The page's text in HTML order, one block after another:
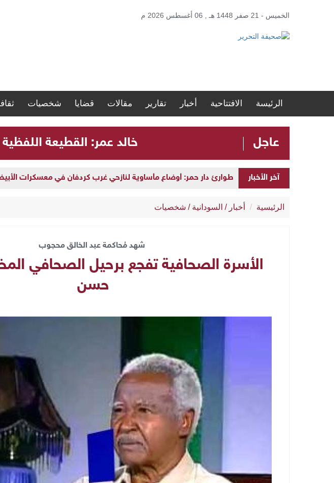
الخميس - 21 صفر 1448 هـ , 06 أغسطس 2026 م
الرئيسة الافتتاحية أخبار تقارير مقالات قضايا شخصيات
عاجل ​خالد عمر: القطيعة
آخر الأخبار طوارئ دار حمر: أوضاع مأساوية لنازحي غرب كردفان في معسكرات
بابكر فيصل يوجّه انتقادات للآلية الخماسية بشأن إدارة العملية السياسية
الرئيسية أخبار / السودانية / شخصيات
شهد مُحاكمة عبد الخالق محجوب
الأسرة الصحافية تفجع برحيل الصحافي
حسن